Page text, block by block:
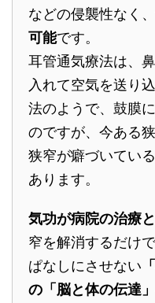
などの侵襲性なく、
可能です。
耳管通気療法は、
入れて空気を送り
法のようで、鼓膜
のですが、今ある
狭窄が癖づいてい
あります。
気功が病院の治療
窄を解消するだけ
ぱなしにさせない
の「脳と体の伝達